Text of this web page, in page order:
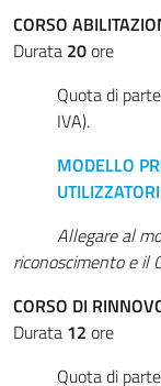
CORSO
Durata 20ore
Quota di
IVA).
MODELLO
Allegare al
riconoscimento e il
CORSO DI
Durata 12 ore
Quota di